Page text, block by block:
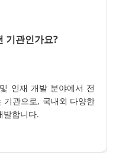
기관인가요?
인재 개발 분야에서 전
기관으로, 국내외 다양한
발합니다.